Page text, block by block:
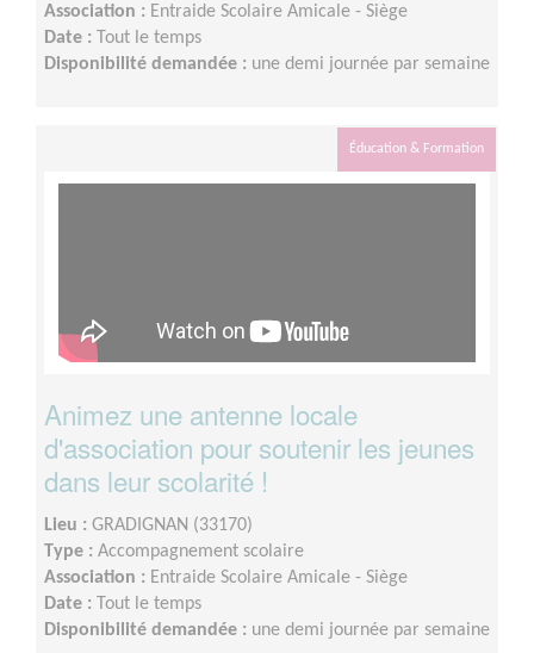
Association : Entraide Scolaire Amicale - Siège
Date :
Tout le temps
Disponibilité demandée : une demi journée par semaine
Éducation & Formation
Animez une antenne locale
d'association pour soutenir les jeunes
dans leur scolarité !
Lieu : GRADIGNAN (33170)
Type : Accompagnement scolaire
Association : Entraide Scolaire Amicale - Siège
Date :
Tout le temps
Disponibilité demandée : une demi journée par semaine